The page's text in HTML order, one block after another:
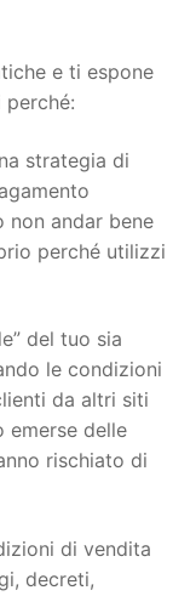
e ti espone
strategia di
andar bene
perché utilizzi
del tuo sia
le condizioni
da altri siti
emerse delle
rischiato di
di vendita
decreti,